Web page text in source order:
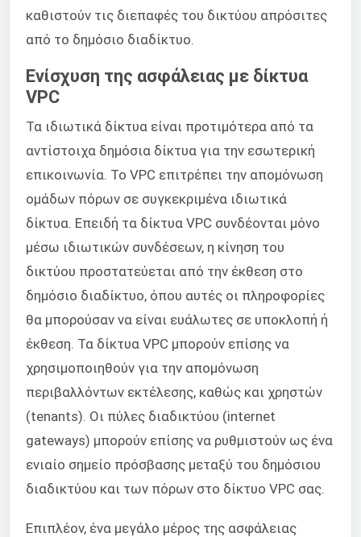
καθιστούν τις διεπαφές του δικτύου απρόσιτες
από το δημόσιο διαδίκτυο.
Ενίσχυση της ασφάλειας με δίκτυα
VPC
Τα ιδιωτικά δίκτυα είναι προτιμότερα από τα
αντίστοιχα δημόσια δίκτυα για την εσωτερική
επικοινωνία. Το VPC επιτρέπει την απομόνωση
ομάδων πόρων σε συγκεκριμένα ιδιωτικά
δίκτυα. Επειδή τα δίκτυα VPC συνδέονται μόνο
μέσω ιδιωτικών συνδέσεων, η κίνηση του
δικτύου προστατεύεται από την έκθεση στο
δημόσιο διαδίκτυο, όπου αυτές οι πληροφορίες
θα μπορούσαν να είναι ευάλωτες σε υποκλοπή ή
έκθεση. Τα δίκτυα VPC μπορούν επίσης να
χρησιμοποιηθούν για την απομόνωση
περιβαλλόντων εκτέλεσης, καθώς και χρηστών
(tenants). Οι πύλες διαδικτύου (internet
gateways) μπορούν επίσης να ρυθμιστούν ως ένα
ενιαίο σημείο πρόσβασης μεταξύ του δημόσιου
διαδικτύου και των πόρων στο δίκτυο VPC σας.
Επιπλέον, ένα μεγάλο μέρος της ασφάλειας